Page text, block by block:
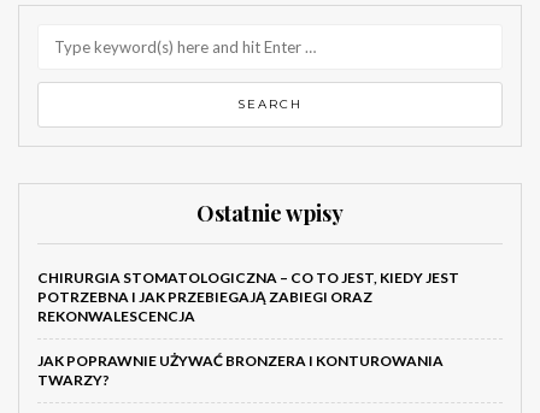
Ostatnie wpisy
CHIRURGIA STOMATOLOGICZNA – CO TO JEST, KIEDY JEST
POTRZEBNA I JAK PRZEBIEGAJĄ ZABIEGI ORAZ
REKONWALESCENCJA
JAK POPRAWNIE UŻYWAĆ BRONZERA I KONTUROWANIA
TWARZY?